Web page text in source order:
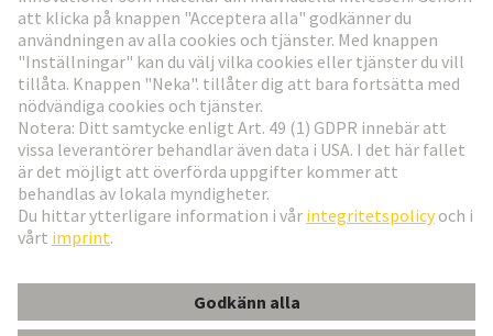
Social Media
Sverige
© Teknologi-koncernen HARTING